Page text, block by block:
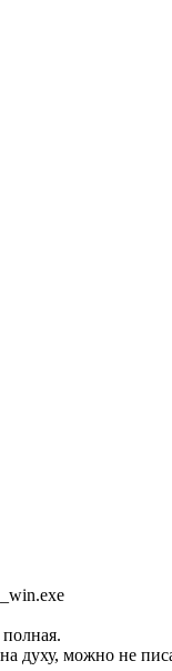
духу, можно не